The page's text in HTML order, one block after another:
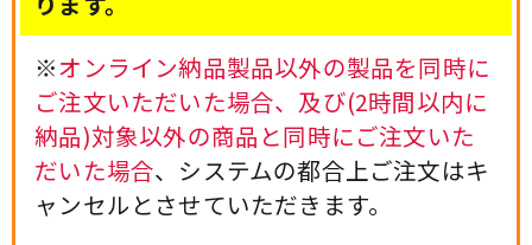
※オンライン納品製品以外の製品を同時に
ご注文いただいた場合、及び(2時間以内に
納品)対象以外の商品と同時にご注文いた
だいた場合、システムの都合上ご注文はキ
ャンセルとさせていただきます。